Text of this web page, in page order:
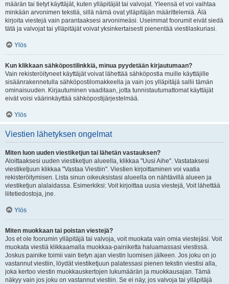
määrän tai tietyt käyttäjät, kuten ylläpitäjät tai valvojat. Yleensä et voi vaihtaa
minkään arvonimen tekstiä, sillä nämä ovat ylläpitäjän määrittelemiä. Älä
kirjoita viestejä vain parantaaksesi arvonimeäsi. Useimmat foorumit eivät siedä
tätä ja valvojat tai ylläpitäjät voivat yksinkertaisesti pienentää viestilaskuriasi.
Ylös
Kun klikkaan sähköpostilinkkiä, minua pyydetään kirjautumaan?
Vain rekisteröityneet käyttäjät voivat lähettää sähköpostia muille käyttäjille
sisäänrakennetulla sähköpostilomakkeella ja vain jos ylläpitäjä sallii tämän
ominaisuuden. Kirjautuminen vaaditaan, jotta tunnistautumattomat käyttäjät
eivät voisi väärinkäyttää sähköpostijärjestelmää.
Ylös
Viestien lähetyksen ongelmat
Miten luon uuden viestiketjun tai lähetän vastauksen?
Aloittaaksesi uuden viestiketjun alueella, klikkaa "Uusi Aihe". Vastataksesi
viestiketjuun klikkaa "Vastaa Viestiin". Viestien kirjoittaminen voi vaatia
rekisteröitymisen. Lista sinun oikeuksistasi alueella on nähtävillä alueen ja
viestiketjun alalaidassa. Esimerkiksi: Voit kirjoittaa uusia viestejä, Voit lähettää
liitetiedostoja, jne.
Ylös
Miten muokkaan tai poistan viestejä?
Jos et ole foorumin ylläpitäjä tai valvoja, voit muokata vain omia viestejäsi. Voit
muokata viestiä klikkaamalla muokkaa-painiketta haluamassasi viestissä.
Joskus painike toimii vain tietyn ajan viestin luomisen jälkeen. Jos joku on jo
vastannut viestiin, löydät viestiketjuun palatessasi pienen tekstin viestisi alla,
joka kertoo viestin muokkauskertojen lukumäärän ja muokkausajan. Tämä
näkyy vain jos joku on vastannut viestiin. Se ei näy, jos valvoja tai ylläpitäjä